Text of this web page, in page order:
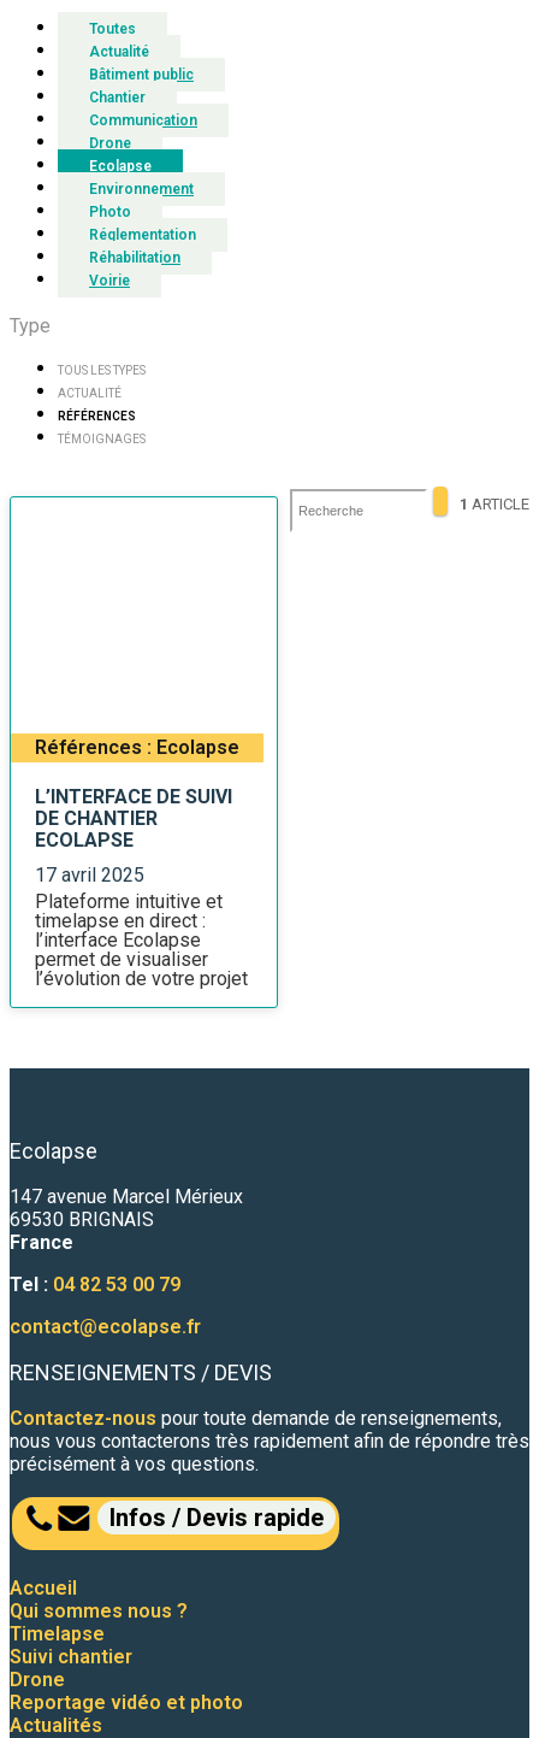
Toutes
Actualité
Bâtiment public
Chantier
Communication
Drone
Ecolapse
Environnement
Photo
Réglementation
Réhabilitation
Voirie
Type
TOUS LES TYPES
ACTUALITÉ
RÉFÉRENCES
TÉMOIGNAGES
1 ARTICLE
Références : Ecolapse
L’INTERFACE DE SUIVI
DE CHANTIER
ECOLAPSE
17 avril 2025
Plateforme intuitive et
timelapse en direct :
l’interface Ecolapse
permet de visualiser
l’évolution de votre projet
Ecolapse
147 avenue Marcel Mérieux
69530 BRIGNAIS
France
Tel : 04 82 53 00 79
contact@ecolapse.fr
RENSEIGNEMENTS / DEVIS
Contactez-nous pour toute demande de renseignements,
nous vous contacterons très rapidement afin de répondre très
précisément à vos questions.
Infos / Devis rapide
Accueil
Qui sommes nous ?
Timelapse
Suivi chantier
Drone
Reportage vidéo et photo
Actualités